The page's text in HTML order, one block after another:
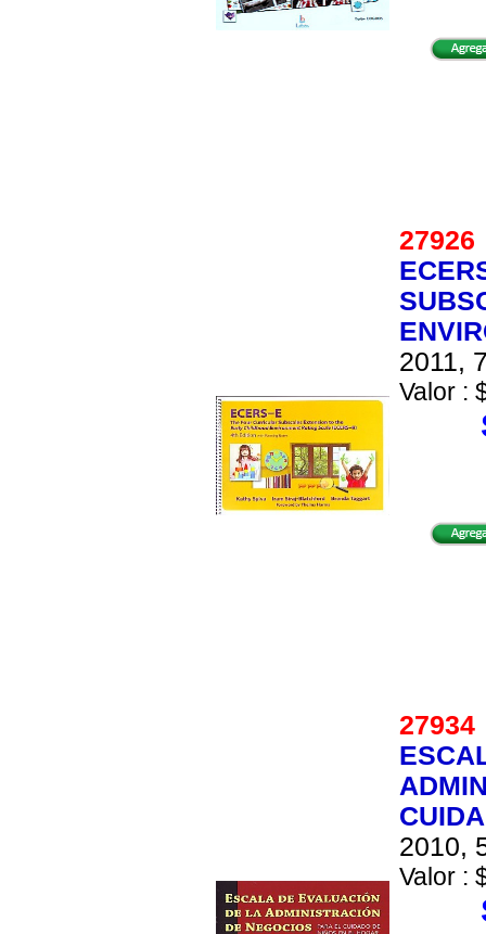
2011,
Valor :
2010,
Valor :